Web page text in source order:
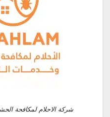
شركة الاحلام لمكافحة